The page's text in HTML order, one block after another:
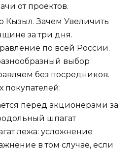
от проектов.
Кызыл. Зачем Увеличить
за три дня.
по всей России.
выбор
без посредников.
покупателей:
перед акционерами за
шпагат
лежа: усложнение
в том случае, если